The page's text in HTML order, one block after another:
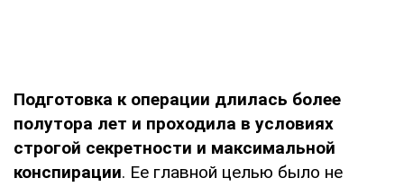
Подготовка к операции длилась более
полутора лет и проходила в условиях
строгой секретности и максимальной
конспирации. Ее главной целью было не